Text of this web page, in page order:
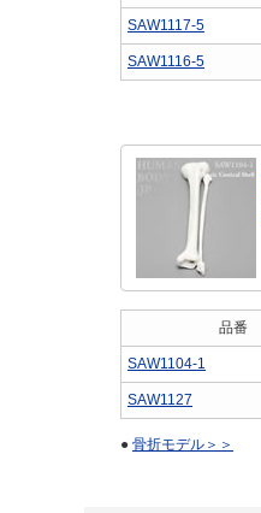
SAW1117-5
SAW1116-5
品番
SAW1104-1
SAW1127
● 骨折モデル＞＞